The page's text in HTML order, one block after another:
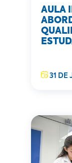
AULA
31 DE